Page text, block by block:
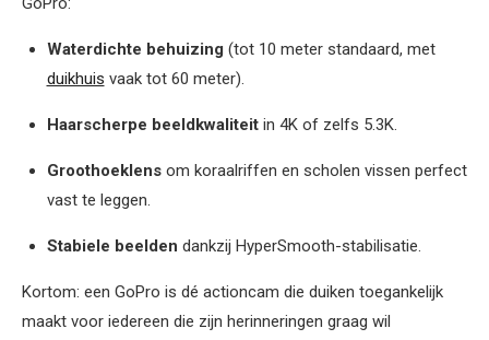
Waterdichte behuizing (tot 10 meter standaard, met
duikhuis vaak tot 60 meter).
Haarscherpe beeldkwaliteitin 4K of zelfs 5.3K.
Groothoeklensom koraalriffen en scholen vissen perfect
vast te leggen.
Stabiele beelden dankzij HyperSmooth-stabilisatie.
Kortom: een GoPro is dé actioncam die duiken toegankelijk
maakt voor iedereen die zijn herinneringen graag wil